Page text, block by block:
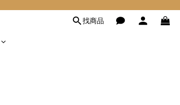
找商品